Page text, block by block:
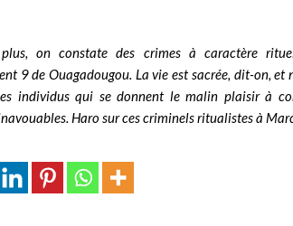
on constate des crimes à caractère
9 de Ouagadougou. La vie est sacrée, dit-on,
individus qui se donnent le malin plaisir à
Haro sur ces criminels ritualistes à